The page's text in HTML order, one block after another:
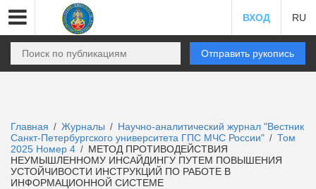
ВХОД RU
Отправить рукопись
Главная / Журналы / Научно-аналитический журнал "Вестник
Санкт-Петербургского университета ГПС МЧС России" / Том
2025 Номер 4 / МЕТОД ПРОТИВОДЕЙСТВИЯ
НЕУМЫШЛЕННОМУ ИНСАЙДИНГУ ПУТЕМ ПОВЫШЕНИЯ
УСТОЙЧИВОСТИ ИНСТРУКЦИЙ ПО РАБОТЕ В
ИНФОРМАЦИОННОЙ СИСТЕМЕ